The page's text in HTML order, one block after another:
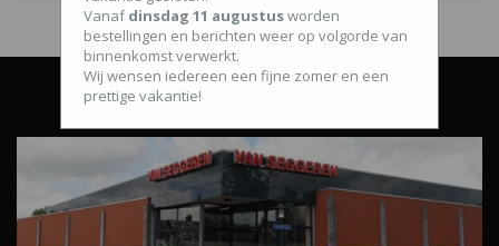
Vanafdinsdag 11 augustusworden
bestellingen en berichten weer op volgorde van
binnenkomst verwerkt.
Wij wensen iedereen een fijne zomer en een
prettige vakantie!